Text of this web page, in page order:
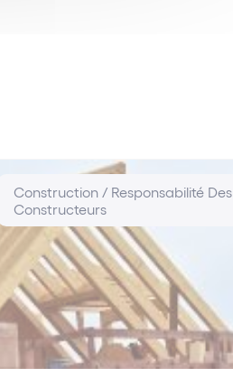
Construction / Responsabilité Des
Constructeurs